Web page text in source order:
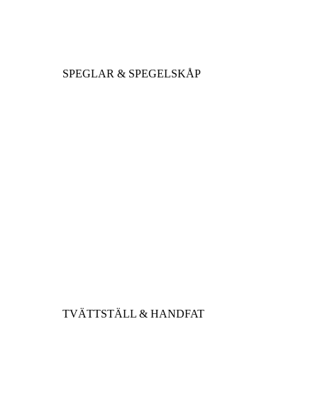
SPEGLAR & SPEGELSKÅP
TVÄTTSTÄLL & HANDFAT